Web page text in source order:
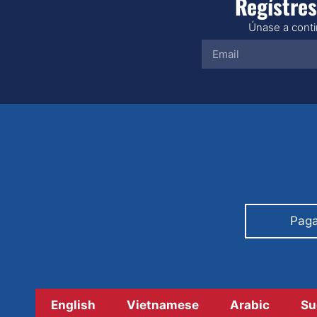
Únase a
English Vietnamese Arabic